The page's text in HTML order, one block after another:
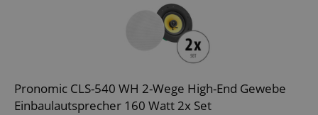
Pronomic CLS-540 WH 2-Wege High-End Gewebe
Einbaulautsprecher 160 Watt 2x Set